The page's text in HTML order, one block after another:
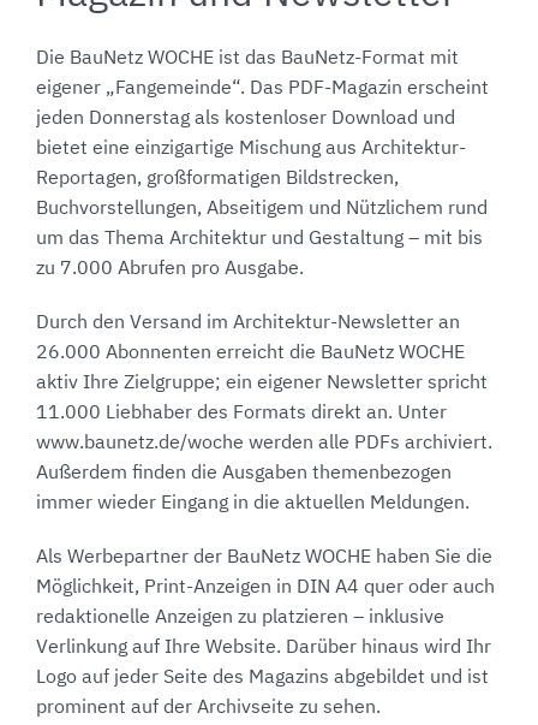
Die BauNetz WOCHE ist das BauNetz-Format mit
eigener „Fangemeinde“. Das PDF-Magazin erscheint
jeden Donnerstag als kostenloser Download und
bietet eine einzigartige Mischung aus Architektur-
Reportagen, großformatigen Bildstrecken,
Buchvorstellungen, Abseitigem und Nützlichem rund
um das Thema Architektur und Gestaltung – mit bis
zu 7.000 Abrufen pro Ausgabe.
Durch den Versand im Architektur-Newsletter an
26.000 Abonnenten erreicht die BauNetz WOCHE
aktiv Ihre Zielgruppe; ein eigener Newsletter spricht
11.000 Liebhaber des Formats direkt an. Unter
www.baunetz.de/woche werden alle PDFs archiviert.
Außerdem finden die Ausgaben themenbezogen
immer wieder Eingang in die aktuellen Meldungen.
Als Werbepartner der BauNetz WOCHE haben Sie die
Möglichkeit, Print-Anzeigen in DIN A4 quer oder auch
redaktionelle Anzeigen zu platzieren – inklusive
Verlinkung auf Ihre Website. Darüber hinaus wird Ihr
Logo auf jeder Seite des Magazins abgebildet und ist
prominent auf der Archivseite zu sehen.